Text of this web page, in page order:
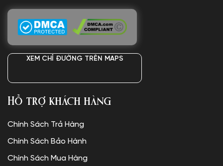
XEM CHỈ ĐƯỜNG TRÊN MAPS
Hỗ trợ khách hàng
Chính Sách Trả Hàng
Chính Sách Bảo Hành
Chính Sách Mua Hàng